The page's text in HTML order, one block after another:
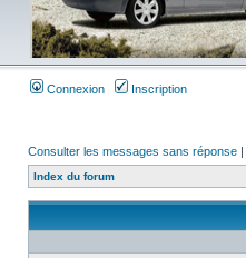
Connexion Inscription
Consulter les messages sans réponse |
Index du forum